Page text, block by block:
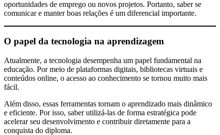
oportunidades de emprego ou novos projetos. Portanto, saber se
comunicar e manter boas relações é um diferencial importante.
O papel da tecnologia na aprendizagem
Atualmente, a tecnologia desempenha um papel fundamental na
educação. Por meio de plataformas digitais, bibliotecas virtuais e
conteúdos online, o acesso ao conhecimento se tornou muito mais
fácil.
Além disso, essas ferramentas tornam o aprendizado mais dinâmico
e eficiente. Por isso, saber utilizá-las de forma estratégica pode
acelerar seu desenvolvimento e contribuir diretamente para a
conquista do diploma.